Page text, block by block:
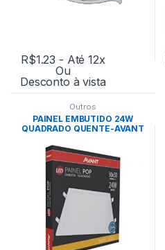
R$1.23 - Até 12x
Ou
Desconto à vista
Outros
PAINEL EMBUTIDO 24W
QUADRADO QUENTE-AVANT